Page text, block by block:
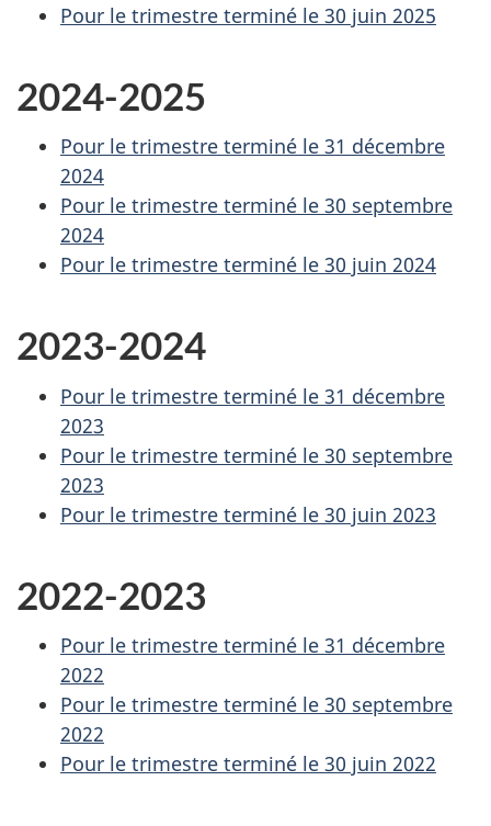
Pour le trimestre terminé le 30 juin 2025
2024-2025
Pour le trimestre terminé le 31 décembre
2024
Pour le trimestre terminé le 30 septembre
2024
Pour le trimestre terminé le 30 juin 2024
2023-2024
Pour le trimestre terminé le 31 décembre
2023
Pour le trimestre terminé le 30 septembre
2023
Pour le trimestre terminé le 30 juin 2023
2022-2023
Pour le trimestre terminé le 31 décembre
2022
Pour le trimestre terminé le 30 septembre
2022
Pour le trimestre terminé le 30 juin 2022